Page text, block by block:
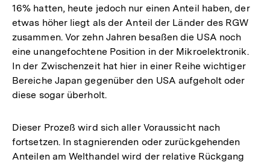
16% hatten, heute jedoch nur einen Anteil haben, der
etwas höher liegt als der Anteil der Länder des RGW
zusammen. Vor zehn Jahren besaßen die USA noch
eine unangefochtene Position in der Mikroelektronik.
In der Zwischenzeit hat hier in einer Reihe wichtiger
Bereiche Japan gegenüber den USA aufgeholt oder
diese sogar überholt.
Dieser Prozeß wird sich aller Voraussicht nach
fortsetzen. In stagnierenden oder zurückgehenden
Anteilen am Welthandel wird der relative Rückgang